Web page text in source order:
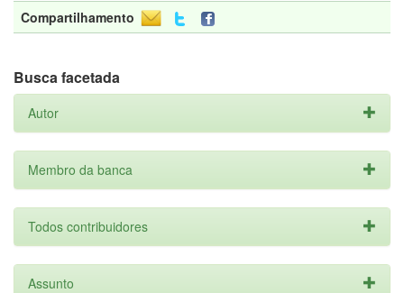
Compartilhamento
Busca facetada
Autor
Membro da banca
Todos contribuidores
Assunto